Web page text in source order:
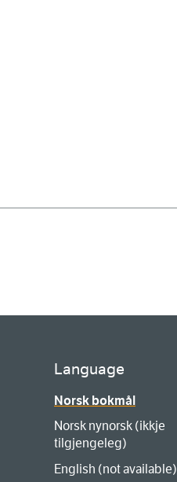
Language
Norsk bokmål
Norsk nynorsk (ikkje
tilgjengeleg)
English (not available)